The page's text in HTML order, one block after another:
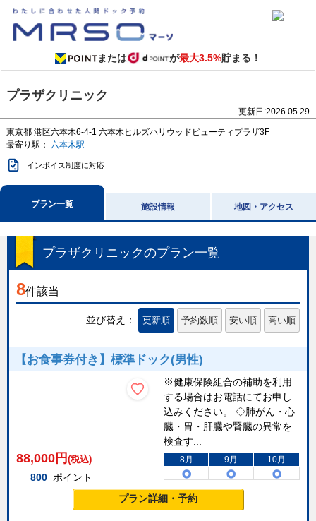
または が最大3.5%貯まる！
プラザクリニック
更新日:2026.05.29
東京都 港区六本木6-4-1 六本木ヒルズハリウッドビューティプラザ3F
最寄り駅： 六本木駅
インボイス制度に対応
プラン一覧 施設情報 地図・アクセス
プラザクリニックのプラン一覧
8件該当
並び替え： 更新順 予約数順 安い順 高い順
【お食事券付き】標準ドック(男性)
※健康保険組合の補助を利用
する場合はお電話にてお申し
込みください。 ◇肺がん・心
臓・胃・肝臓や腎臓の異常を
検査す...
88,000 円 (税込)
800 ポイント
8月 9月 10月
プラン詳細・予約